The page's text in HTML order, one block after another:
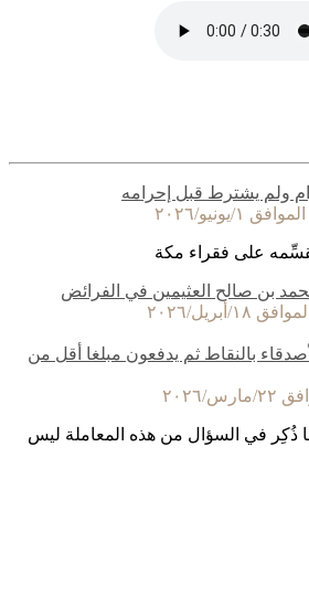
ولم يشترط قبل إحرامه
على فقراء مكة
بن صالح العثيمين في الفرائض
بالنقاط ثم يدفعون مبلغا أقل من
ذُكِر في السؤال من هذه المعاملة ليس